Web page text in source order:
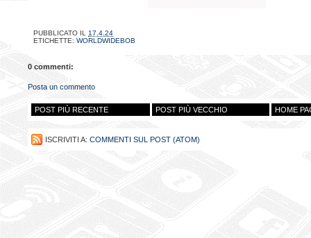
PUBBLICATO IL 17.4.24
ETICHETTE: WORLDWIDEBOB
0 commenti:
Posta un commento
POST PIÙ RECENTE POST PIÙ VECCHIO HOME
ISCRIVITI A: COMMENTI SUL POST (ATOM)